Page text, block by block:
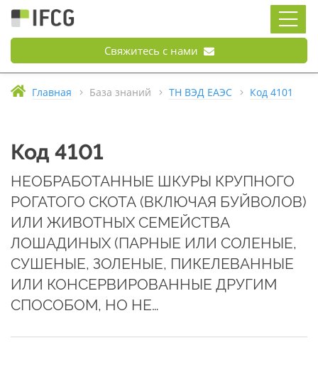
Свяжитесь с нами
Главная База знаний ТН ВЭД ЕАЭС Код 4101
Код 4101
НЕОБРАБОТАННЫЕ ШКУРЫ КРУПНОГО
РОГАТОГО СКОТА (ВКЛЮЧАЯ БУЙВОЛОВ)
ИЛИ ЖИВОТНЫХ СЕМЕЙСТВА
ЛОШАДИНЫХ (ПАРНЫЕ ИЛИ СОЛЕНЫЕ,
СУШЕНЫЕ, ЗОЛЕНЫЕ, ПИКЕЛЕВАННЫЕ
ИЛИ КОНСЕРВИРОВАННЫЕ ДРУГИМ
СПОСОБОМ, НО НЕ…